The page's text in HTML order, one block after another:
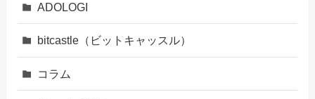
ADOLOGI
bitcastle（ビットキャッスル）
コラム